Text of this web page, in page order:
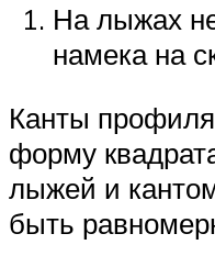
На лыжах
намека на
Канты
форму
лыжей и
быть